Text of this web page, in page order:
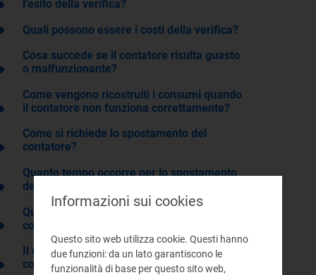
l’esito della verifica?
Quali possono essere i costi della verifica?
Cosa succede se il contatore risulta guasto
o malfunzionante?
Come vengono ricostruiti i consumi quando
il contatore non funziona correttamente?
Come si richiede lo spostamento del
contatore?
Quanto tempo occorre per lo spostamento
del contatore?
Quanto costa lo spostamento del
contatore?
Il distributore può decidere di sostituire il
contatore?
Informazioni sui cookies
Questo sito web utilizza cookie. Questi hanno
due funzioni: da un lato garantiscono le
funzionalità di base per questo sito web,